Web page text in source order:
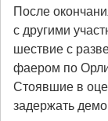
После
с другими
шествие с
фаером по
Стоявшие в
задержать